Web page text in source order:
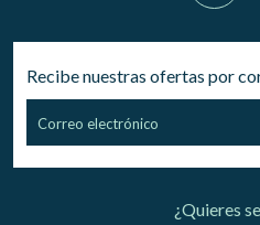
Recibe nuestras ofertas por
¿Quieres